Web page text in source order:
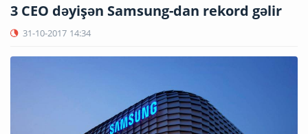
3 CEO dəyişən Samsung-dan rekord gəlir
31-10-2017 14:34